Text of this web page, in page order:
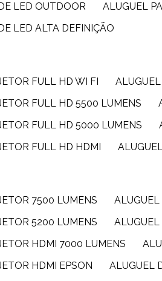
LED OUTDOOR
ALUGUEL
LED ALTA DEFINIÇÃO
FULL HD WI FI
FULL HD 5500 LUMENS
FULL HD 5000 LUMENS
FULL HD HDMI
7500 LUMENS
5200 LUMENS
HDMI 7000 LUMENS
HDMI EPSON